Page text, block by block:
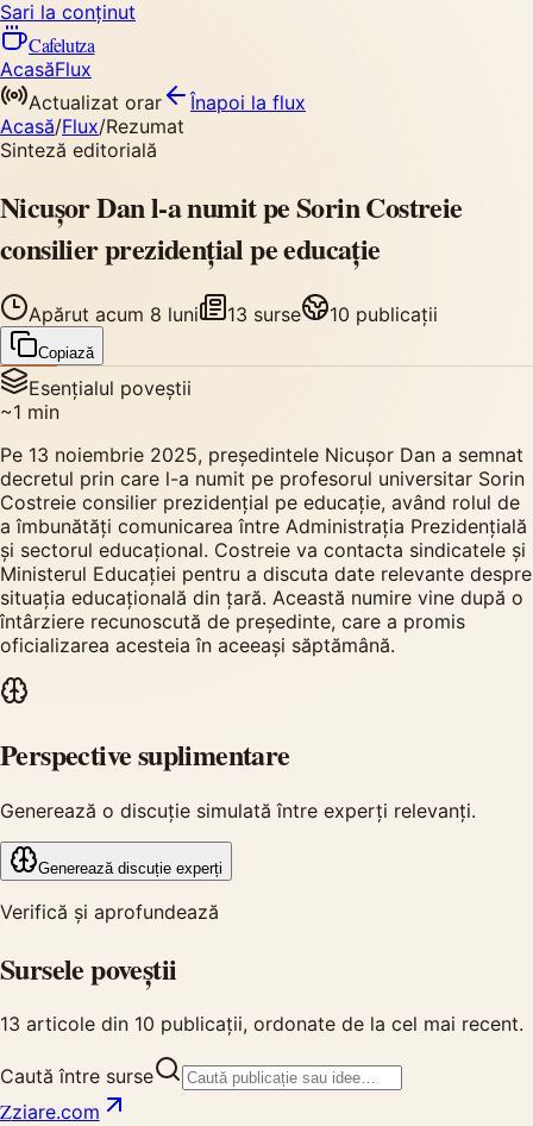
Sari la conținut
Cafelutza
AcasăFlux
Actualizat orar
Înapoi la flux
Acasă/Flux/Rezumat
Sinteză editorială
Nicușor Dan l-a numit pe Sorin Costreie
consilier prezidențial pe educație
Apărut acum 8 luni 13 surse 10 publicații
Copiază
Esențialul poveștii
~1 min
Pe 13 noiembrie 2025, președintele Nicușor Dan a semnat
decretul prin care l-a numit pe profesorul universitar Sorin
Costreie consilier prezidențial pe educație, având rolul de
a îmbunătăți comunicarea între Administrația Prezidențială
și sectorul educațional. Costreie va contacta sindicatele și
Ministerul Educației pentru a discuta date relevante despre
situația educațională din țară. Această numire vine după o
întârziere recunoscută de președinte, care a promis
oficializarea acesteia în aceeași săptămână.
Perspective suplimentare
Generează o discuție simulată între experți relevanți.
Generează discuție experți
Verifică și aprofundează
Sursele poveștii
13 articole din 10 publicații, ordonate de la cel mai recent.
Caută între surse
Zziare.com